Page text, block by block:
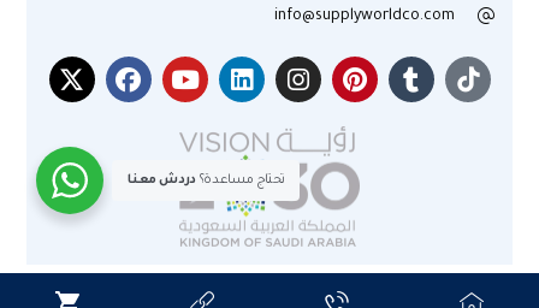
info@supplyworldco.com
جميع الحقوق محفوظة لموقع عالم التوريد © 2025م
تحتاج مساعدة؟ دردش معنا